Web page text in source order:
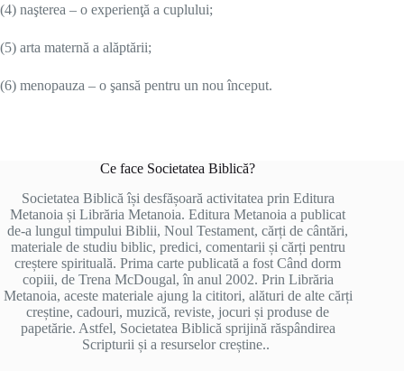
(4) naşterea – o experienţă a cuplului;
(5) arta maternă a alăptării;
(6) menopauza – o şansă pentru un nou început.
Ce face Societatea Biblică?
Societatea Biblică își desfășoară activitatea prin Editura
Metanoia și Librăria Metanoia. Editura Metanoia a publicat
de-a lungul timpului Biblii, Noul Testament, cărți de cântări,
materiale de studiu biblic, predici, comentarii și cărți pentru
creștere spirituală. Prima carte publicată a fost Când dorm
copiii, de Trena McDougal, în anul 2002. Prin Librăria
Metanoia, aceste materiale ajung la cititori, alături de alte cărți
creștine, cadouri, muzică, reviste, jocuri și produse de
papetărie. Astfel, Societatea Biblică sprijină răspândirea
Scripturii și a resurselor creștine..